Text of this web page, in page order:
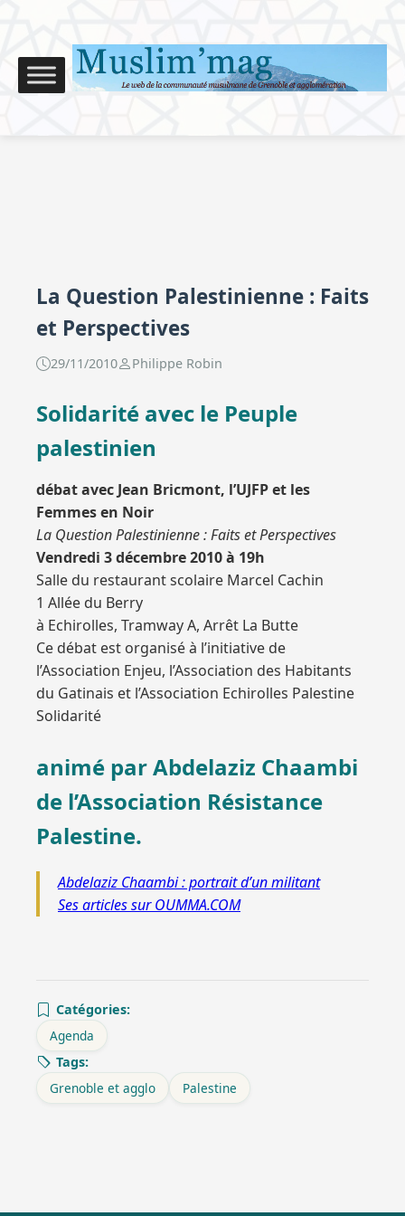
La Question Palestinienne : Faits
et Perspectives
29/11/2010 Philippe Robin
Solidarité avec le Peuple
palestinien
débat avec Jean Bricmont, l’UJFP et les
Femmes en Noir
La Question Palestinienne : Faits et Perspectives
Vendredi 3 décembre 2010 à 19h
Salle du restaurant scolaire Marcel Cachin
1 Allée du Berry
à Echirolles, Tramway A, Arrêt La Butte
Ce débat est organisé à l’initiative de
l’Association Enjeu, l’Association des Habitants
du Gatinais et l’Association Echirolles Palestine
Solidarité
animé par Abdelaziz Chaambi
de l’Association Résistance
Palestine.
Abdelaziz Chaambi : portrait d’un militant
Ses articles sur OUMMA.COM
Catégories:
Agenda
Tags:
Grenoble et agglo
Palestine